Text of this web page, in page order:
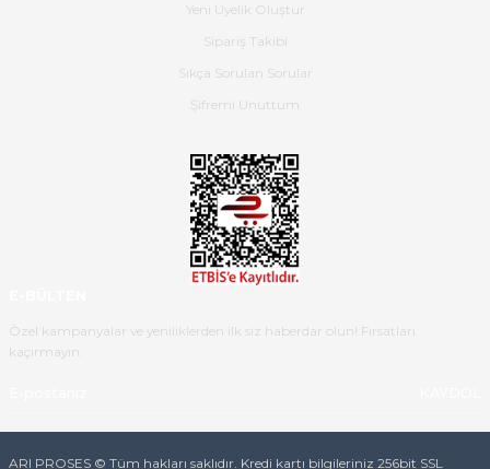
Ürün iki gün içinde elime
hassasiyetleri ve Ürünün kalitesi
Yeni Üyelik Oluştur
Sipariş Takibi
Sıkça Sorulan Sorular
Şifremi Unuttum
Özel kampanyalar ve yeniliklerden ilk siz haberdar olun! Fırsatları
kaçırmayın.
ARI PROSES © Tüm hakları saklıdır. Kredi kartı bilgileriniz 256bit SSL